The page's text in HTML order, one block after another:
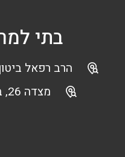
בתי
הרב רפאל ביטון 8, הוד
מצדה 26, באר שבע